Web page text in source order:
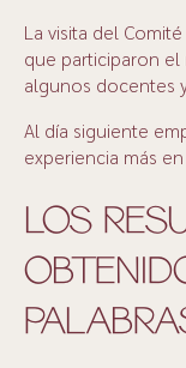
La visita del
que participaron
algunos docentes
Al día siguiente
experiencia más
LOS